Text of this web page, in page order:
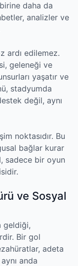
daha da
analizler ve
ardı edilemez.
geleneği ve
yaşatır ve
stadyumda
değil, aynı
noktasıdır. Bu
bağlar kurar
sadece bir oyun
ve Sosyal
geldiği,
Bir gol
adeta
anda